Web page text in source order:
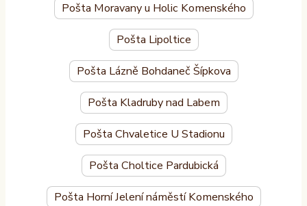
Pošta Moravany u Holic Komenského
Pošta Lipoltice
Pošta Lázně Bohdaneč Šípkova
Pošta Kladruby nad Labem
Pošta Chvaletice U Stadionu
Pošta Choltice Pardubická
Pošta Horní Jelení náměstí Komenského